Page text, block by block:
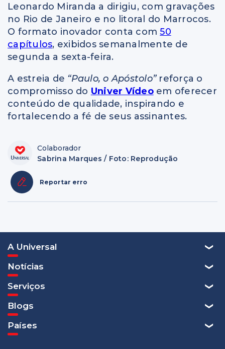
Leonardo Miranda a dirigiu, com gravações
no Rio de Janeiro e no litoral do Marrocos.
O formato inovador conta com50
capítulos, exibidos semanalmente de
segunda a sexta-feira.
A estreia de “Paulo, o Apóstolo”reforça o
compromisso do Univer Vídeoem oferecer
conteúdo de qualidade, inspirando e
fortalecendo a fé de seus assinantes.
Colaborador
Sabrina Marques / Foto: Reprodução
Reportar erro
A Universal
Notícias
Serviços
Blogs
Países